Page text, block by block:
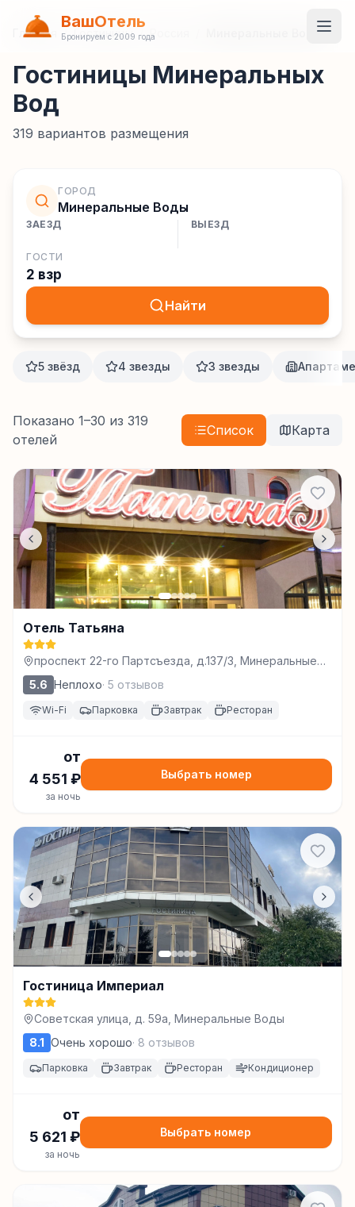
ВашОтель
Бронируем с 2009 года
Главная / Гостиницы / Россия Минеральные Воды
Гостиницы Минеральных
Вод
319 вариантов размещения
ГОРОД
Минеральные Воды
ЗАЕЗД ВЫЕЗД
ГОСТИ
2 взр
Найти
5 звёзд 4 звезды 3 звезды
Показано 1–30 из 319
отелей
Список Карта
Отель Татьяна
проспект 22-го Партсъезда, д.137/3, Минеральные
Воды
5.6 Неплохо· 5 отзывов
Wi-Fi Парковка Завтрак Ресторан
от
4 551 ₽
за ночь
Выбрать номер
Гостиница Империал
Советская улица, д. 59а, Минеральные Воды
8.1 Очень хорошо· 8 отзывов
Парковка Завтрак Ресторан Кондиционер
от
5 621 ₽
за ночь
Выбрать номер